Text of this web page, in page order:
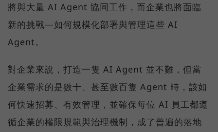
將與大量 AI Agent 協同工作，而企業也將面臨
新的挑戰—如何規模化部署與管理這些 AI
Agent。
對企業來說，打造一隻 AI Agent 並不難，但當
企業需求的是數十、甚至數百隻 Agent 時，該如
何快速招募、有效管理，並確保每位 AI 員工都遵
循企業的權限規範與治理機制，成了普遍的落地